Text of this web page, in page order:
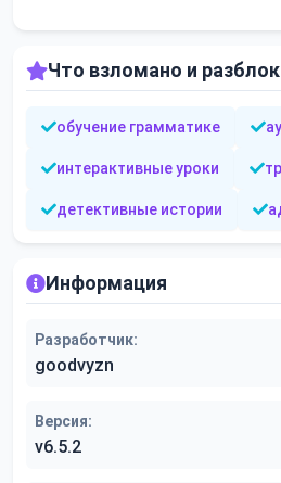
Что взломано и
обучение грамматике
интерактивные уроки
детективные истории
Информация
Разработчик:
goodvyzn
Версия:
v6.5.2